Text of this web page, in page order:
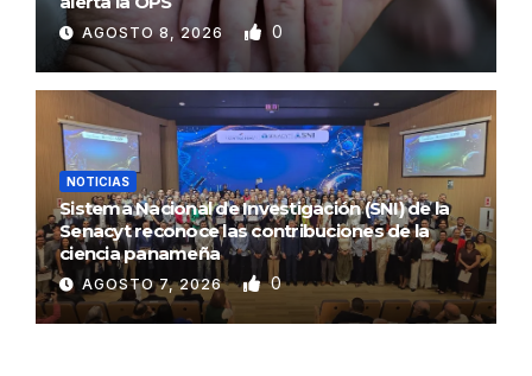
AGOSTO 8, 2026 0
NOTICIAS
Sistema Nacional de Investigación (SNI) de la
Senacyt reconoce las contribuciones de la
ciencia panameña
AGOSTO 7, 2026 0